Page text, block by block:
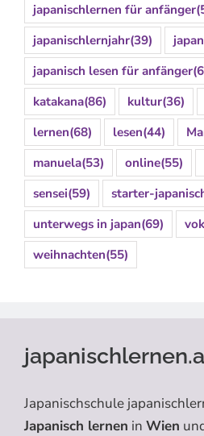
japanischlernen für anfänger
japanischlernjahr(39)
japanisch lesen für anfänger
katakana(86) kultur(36)
lernen(68) lesen(44)
manuela(53) online(55)
sensei(59) starter-
unterwegs in japan(69)
weihnachten(55)
Japanischschule
Japanisch lernen in Wien